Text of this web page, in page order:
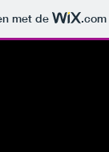
met de .com